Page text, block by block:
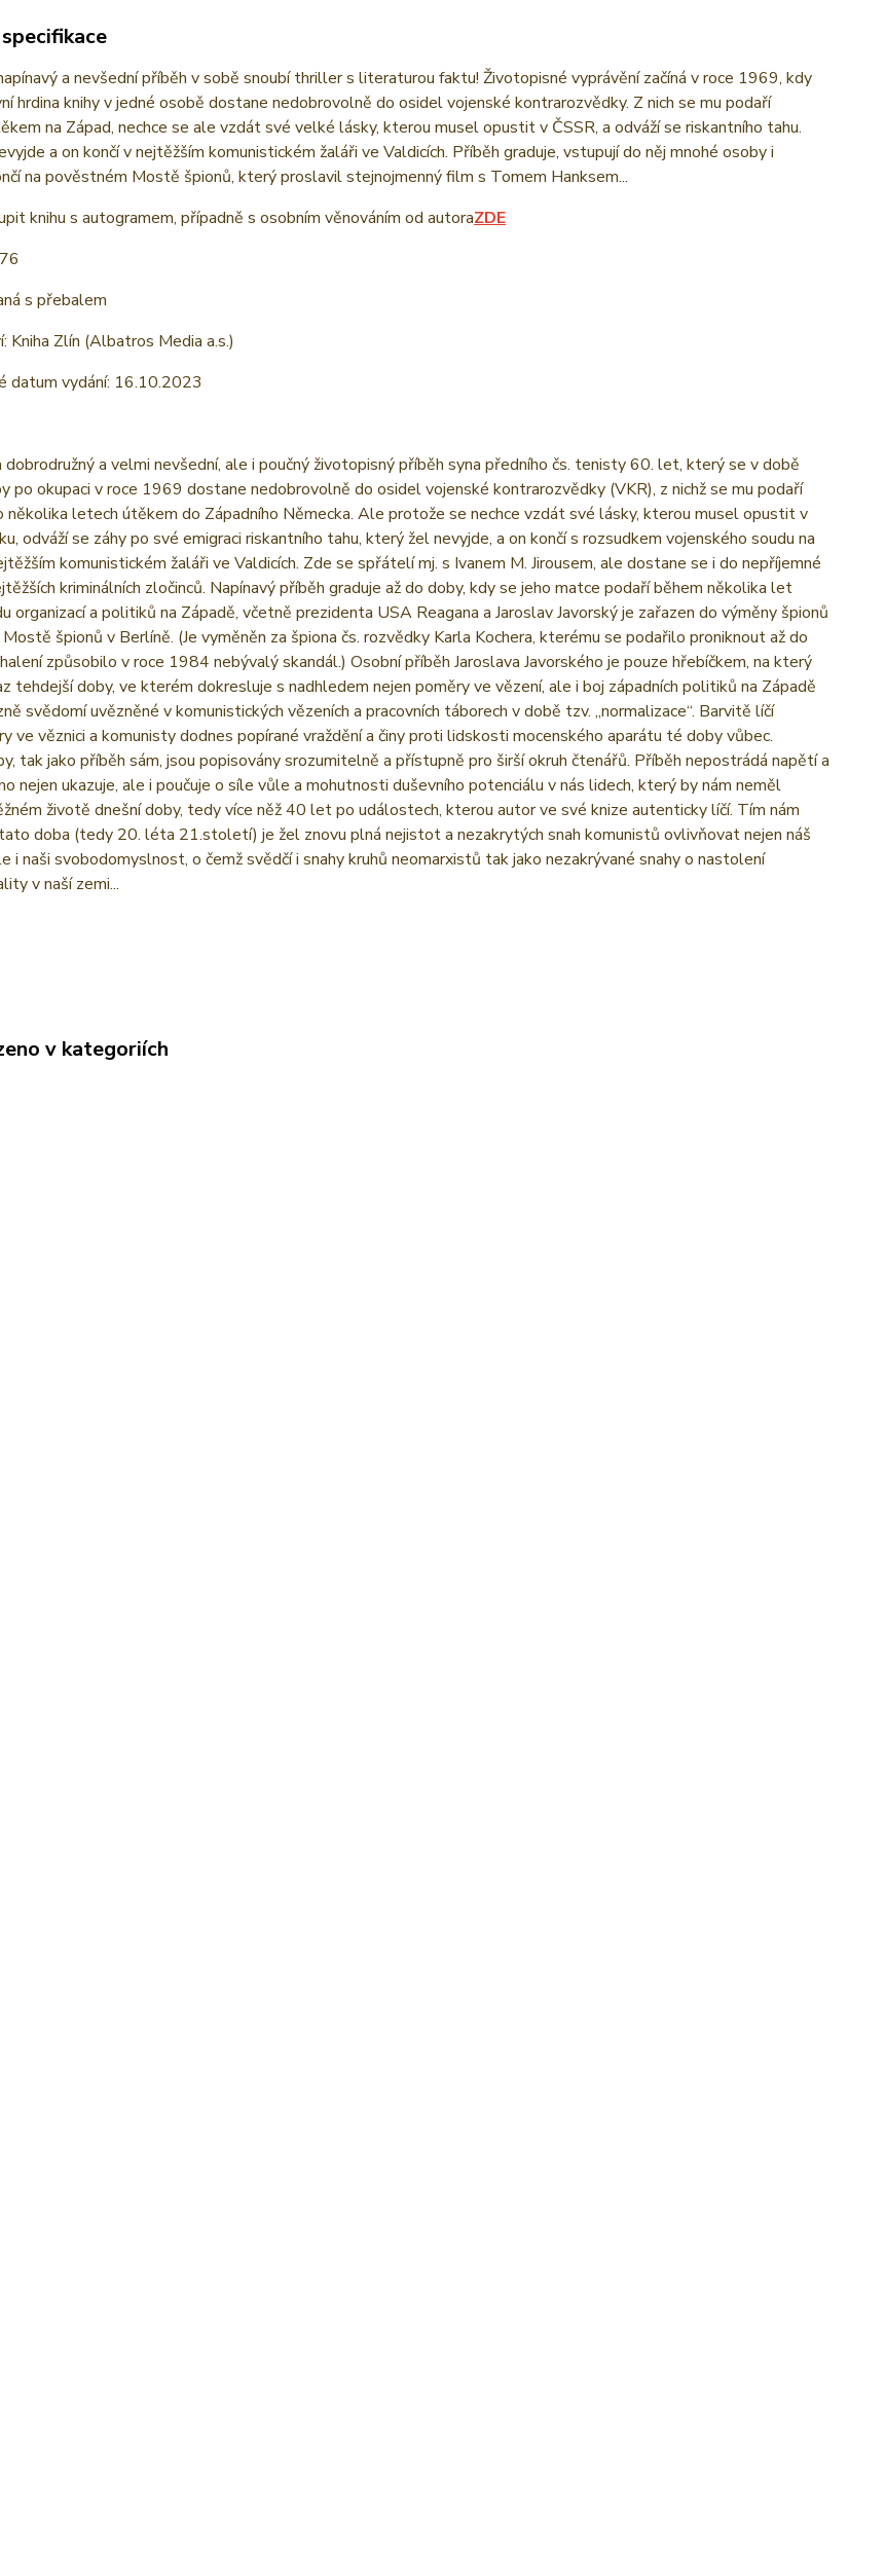
a nevšední příběh v sobě snoubí thriller s literaturou faktu! Životopisné vyprávění začíná v roce 1969, kdy
hrdina knihy v jedné osobě dostane nedobrovolně do osidel vojenské kontrarozvědky. Z nich se mu podaří
na Západ, nechce se ale vzdát své velké lásky, kterou musel opustit v ČSSR, a odváží se riskantního tahu.
a on končí v nejtěžším komunistickém žaláři ve Valdicích. Příběh graduje, vstupují do něj mnohé osoby i
na pověstném Mostě špionů, který proslavil stejnojmenný film s Tomem Hanksem...
knihu s autogramem, případně s osobním věnováním od autoraZDE
s přebalem
Kniha Zlín (Albatros Media a.s.)
datum vydání: 16.10.2023
dobrodružný a velmi nevšední, ale i poučný životopisný příběh syna předního čs. tenisty 60. let, který se v době
po okupaci v roce 1969 dostane nedobrovolně do osidel vojenské kontrarozvědky (VKR), z nichž se mu podaří
několika letech útěkem do Západního Německa. Ale protože se nechce vzdát své lásky, kterou musel opustit v
odváží se záhy po své emigraci riskantního tahu, který žel nevyjde, a on končí s rozsudkem vojenského soudu na
komunistickém žaláři ve Valdicích. Zde se spřátelí mj. s Ivanem M. Jirousem, ale dostane se i do nepříjemné
kriminálních zločinců. Napínavý příběh graduje až do doby, kdy se jeho matce podaří během několika let
organizací a politiků na Západě, včetně prezidenta USA Reagana a Jaroslav Javorský je zařazen do výměny špionů
špionů v Berlíně. (Je vyměněn za špiona čs. rozvědky Karla Kochera, kterému se podařilo proniknout až do
způsobilo v roce 1984 nebývalý skandál.) Osobní příběh Jaroslava Javorského je pouze hřebíčkem, na který
tehdejší doby, ve kterém dokresluje s nadhledem nejen poměry ve vězení, ale i boj západních politiků na Západě
svědomí uvězněné v komunistických vězeních a pracovních táborech v době tzv. „normalizace“. Barvitě líčí
ve věznici a komunisty dodnes popírané vraždění a činy proti lidskosti mocenského aparátu té doby vůbec.
tak jako příběh sám, jsou popisovány srozumitelně a přístupně pro širší okruh čtenářů. Příběh nepostrádá napětí a
nejen ukazuje, ale i poučuje o síle vůle a mohutnosti duševního potenciálu v nás lidech, který by nám neměl
životě dnešní doby, tedy více něž 40 let po událostech, kterou autor ve své knize autenticky líčí. Tím nám
doba (tedy 20. léta 21.století) je žel znovu plná nejistot a nezakrytých snah komunistů ovlivňovat nejen náš
i naši svobodomyslnost, o čemž svědčí i snahy kruhů neomarxistů tak jako nezakrývané snahy o nastolení
v naší zemi...
v kategoriích